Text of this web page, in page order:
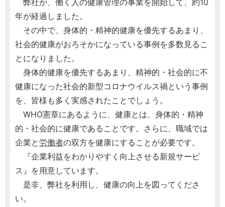
弊社が、働く人の健康管理の事業を開始して、約10
年が経過しました。
その中で、身体的・精神的健康を優先するあまり、
社会的健康がおろそかになっている事例を多数見るこ
とになりました。
身体的健康を優先するあまり、精神的・社会的に不
健康になった社会的新型コロナウイルス禍という事例
を、皆様も多く実感されたことでしょう。
WHO憲章にあるように、健康とは、身体的・精神
的・社会的に健康であることです。さらに、職域では
企業と労働者の双方を健康にすることが必要です。
『企業利益をわかりやすく向上させる新規サービ
ス』を用意しています。
是非、弊社を利用し、健康の向上を図ってくださ
い。